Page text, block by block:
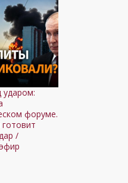
форуме.
готовит
/